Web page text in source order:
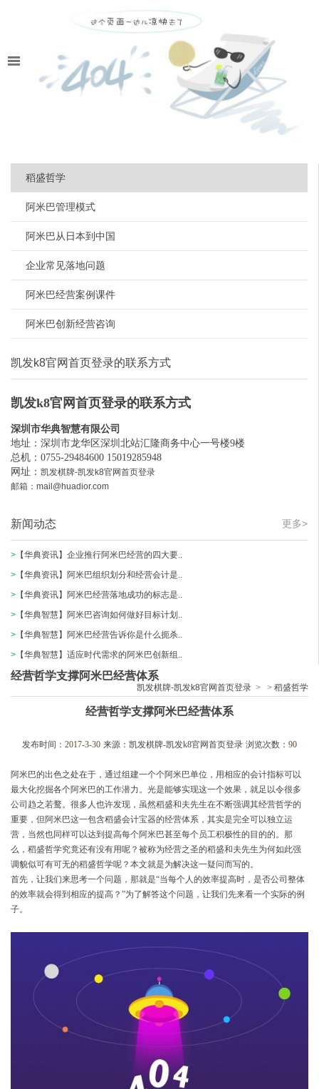
稻盛哲学
阿米巴管理模式
阿米巴从日本到中国
企业常见落地问题
阿米巴经营案例课件
阿米巴创新经营咨询
凯发k8官网首页登录的联系方式
凯发k8官网首页登录的联系方式
深圳市华典智慧有限公司
地址：深圳市龙华区深圳北站汇隆商务中心一号楼9楼
总机：0755-29484600 15019285948
网址： 凯发棋牌-凯发k8官网首页登录
邮箱： mail@huadior.com
更多>
新闻动态
> 【华典资讯】企业推行阿米巴经营的四大要..
> 【华典资讯】阿米巴组织划分和经营会计是..
> 【华典资讯】阿米巴经营落地成功的标志是..
> 【华典智慧】阿米巴咨询如何做好目标计划..
> 【华典智慧】阿米巴经营告诉你是什么扼杀..
> 【华典智慧】适应时代需求的阿米巴创新组..
经营哲学支撑阿米巴经营体系
凯发棋牌-凯发k8官网首页登录 > > 稻盛哲学
经营哲学支撑阿米巴经营体系
发布时间： 2017-3-30 来源： 凯发棋牌-凯发k8官网首页登录 浏览次数： 90
阿米巴的出色之处在于，通过组建一个个阿米巴单位，用相应的会计指标可以
最大化挖掘各个阿米巴的工作潜力。光是能够实现这一个效果，就足以令很多
公司趋之若鹜。很多人也许发现，虽然稻盛和夫先生在不断强调其经营哲学的
重要，但阿米巴这一包含稻盛会计宝器的经营体系，其实是完全可以独立运
营，当然也同样可以达到提高每个阿米巴甚至每个员工积极性的目的的。那
么，稻盛哲学究竟还有没有用呢？被称为经营之圣的稻盛和夫先生为何如此强
调貌似可有可无的稻盛哲学呢？本文就是为解决这一疑问而写的。
首先，让我们来思考一个问题，那就是“当每个人的效率提高时，是否公司整体
的效率就会得到相应的提高？”为了解答这个问题，让我们先来看一个实际的例
子。